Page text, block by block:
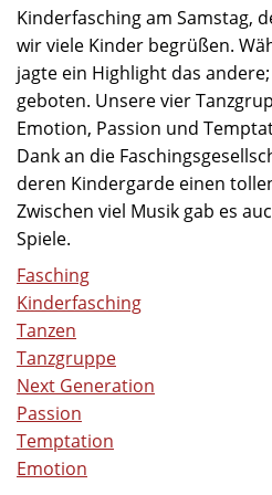
Kinderfasching am Samstag,
wir viele Kinder begrüßen.
jagte ein Highlight das
geboten. Unsere vier
Emotion, Passion und
Dank an die
deren Kindergarde einen
Zwischen viel Musik gab es
Spiele.
Fasching
Kinderfasching
Tanzen
Tanzgruppe
Next Generation
Passion
Temptation
Emotion